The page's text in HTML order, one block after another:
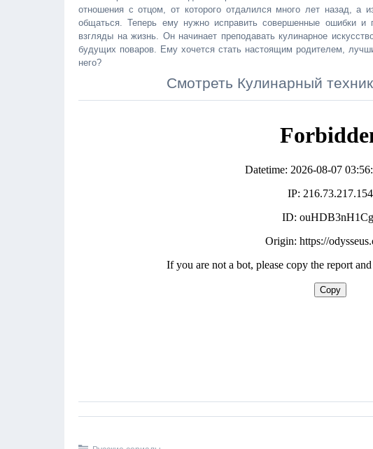
отношения с отцом, от которого отдалился много лет назад, а
общаться. Теперь ему нужно исправить совершенные ошибки и
взгляды на жизнь. Он начинает преподавать кулинарное
будущих поваров. Ему хочется стать настоящим родителем,
него?
Смотреть Кулинарный